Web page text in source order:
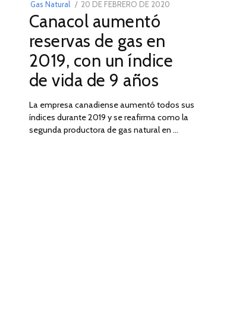
Gas Natural
POSTED
ON
20 DE FEBRERO DE 2020
2025
Canacol aumentó
reservas de gas en
2019, con un índice
de vida de 9 años
La empresa canadiense aumentó todos sus
índices durante 2019 y se reafirma como la
segunda productora de gas natural en …